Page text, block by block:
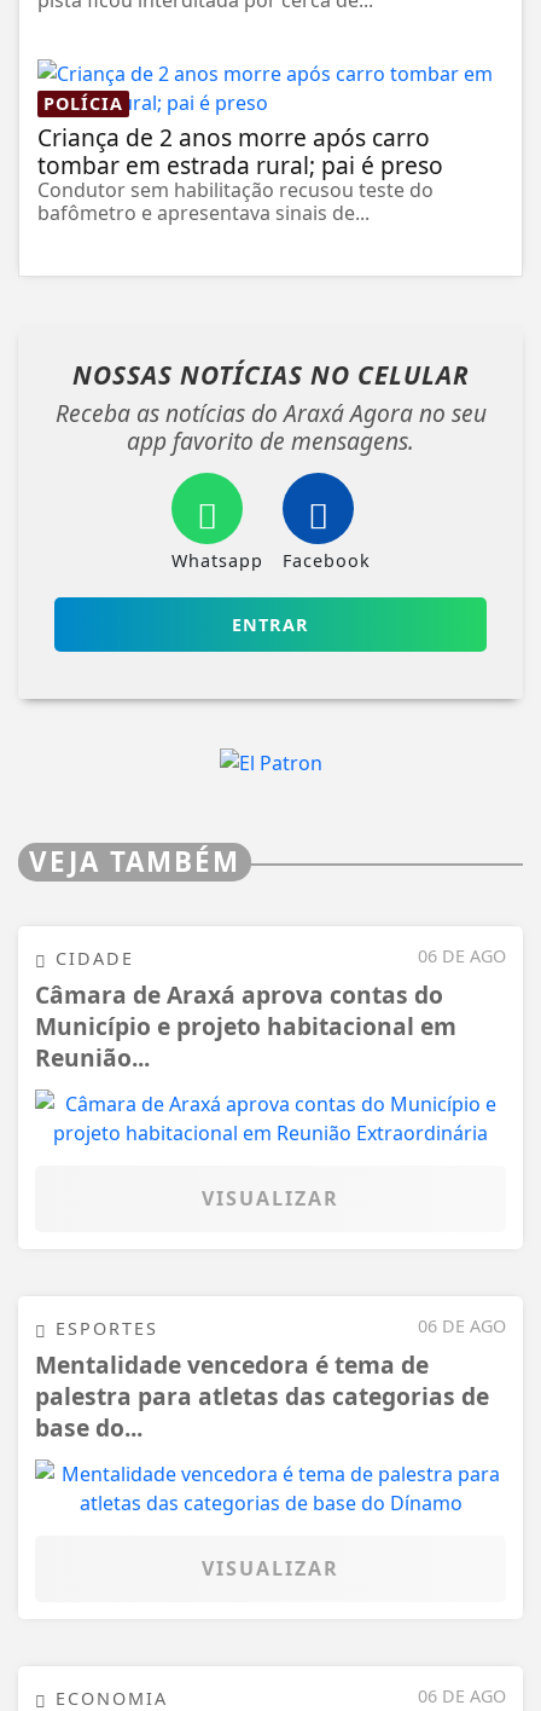
POLÍCIA
Criança de 2 anos morre após carro
tombar em estrada rural; pai é preso
Condutor sem habilitação recusou teste do
bafômetro e apresentava sinais de...
NOSSAS NOTÍCIAS NO CELULAR
Receba as notícias do Araxá Agora no seu
app favorito de mensagens.
Whatsapp Facebook
ENTRAR
VEJA TAMBÉM
06 DE AGO
CIDADE
Câmara de Araxá aprova contas do
Município e projeto habitacional em
Reunião...
VISUALIZAR
06 DE AGO
ESPORTES
Mentalidade vencedora é tema de
palestra para atletas das categorias de
base do...
VISUALIZAR
06 DE AGO
ECONOMIA